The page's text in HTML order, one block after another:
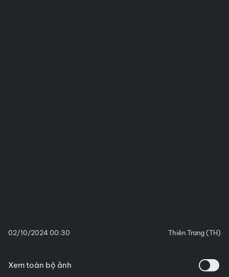
02/10/2024 00:30 Thiên Trang (TH)
Xem toàn bộ ảnh